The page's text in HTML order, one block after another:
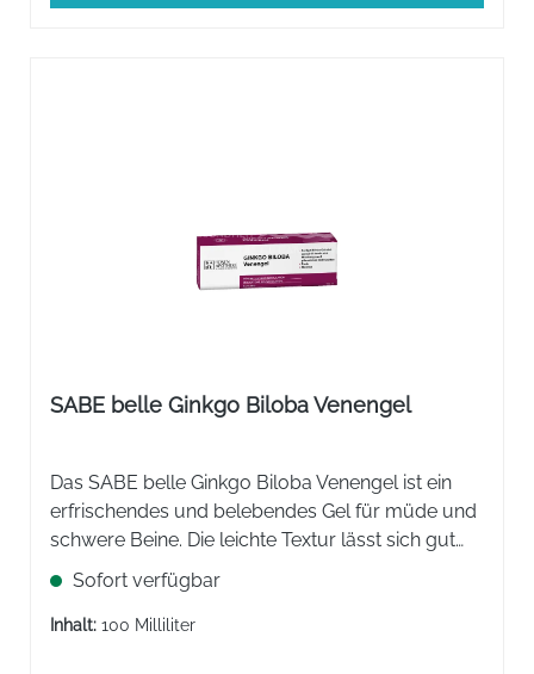
SABE belle Ginkgo Biloba Venengel
Das SABE belle Ginkgo Biloba Venengel ist ein
erfrischendes und belebendes Gel für müde und
schwere Beine. Die leichte Textur lässt sich gut
einmassieren und hinterlässt ein trockenes und
seidiges Hautgefühl.
Sofort verfügbar
Inhalt: 100 Milliliter